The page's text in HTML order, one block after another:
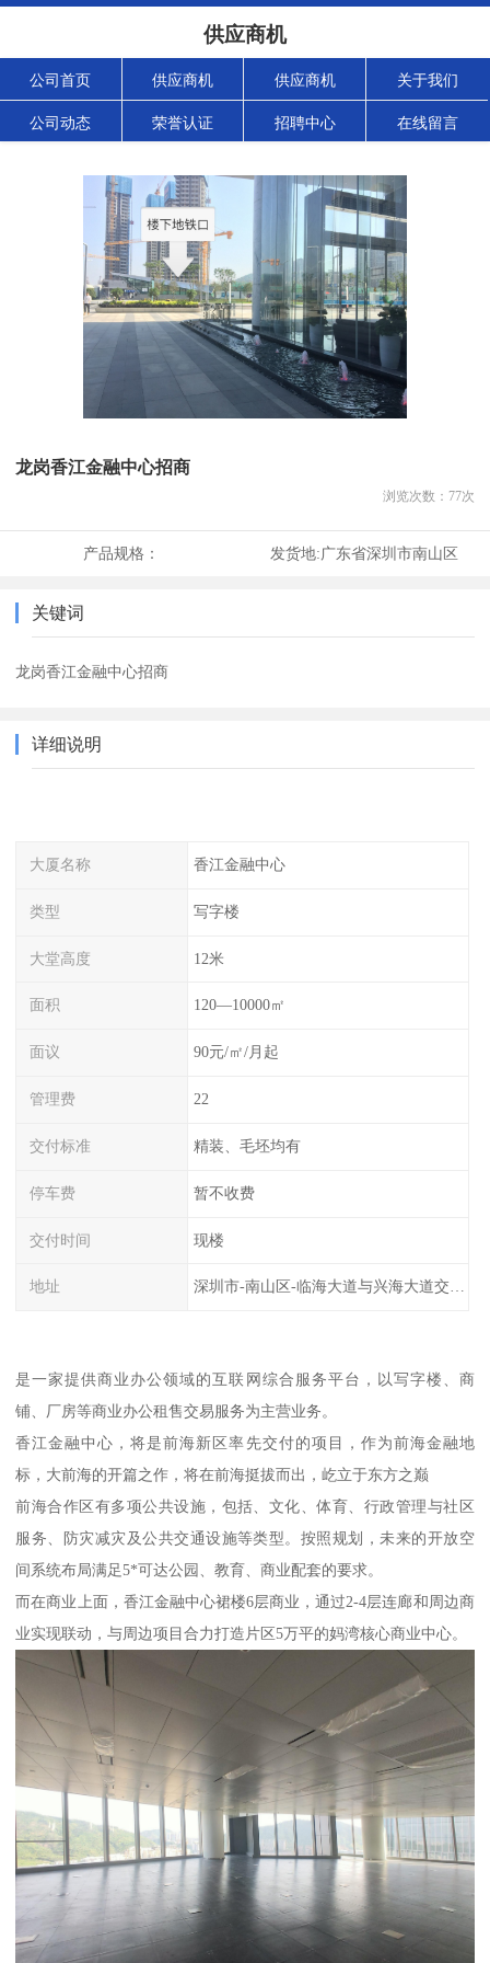
供应商机
公司首页 供应商机 供应商机 关于我们
公司动态 荣誉认证 招聘中心 在线留言
龙岗香江金融中心招商
浏览次数： 77次
产品规格： 发货地:广东省深圳市南山区
关键词
龙岗香江金融中心招商
详细说明
大厦名称 香江金融中心
类型 写字楼
大堂高度 12米
面积 120—10000㎡
面议 90元/㎡/月起
管理费 22
交付标准 精装、毛坯均有
停车费 暂不收费
交付时间 现楼
地址 深圳市-南山区-临海大道与兴海大道交汇处
是一家提供商业办公领域的互联网综合服务平台，以写字楼、商
铺、厂房等商业办公租售交易服务为主营业务。
香江金融中心，将是前海新区率先交付的项目，作为前海金融地
标，大前海的开篇之作，将在前海挺拔而出，屹立于东方之巅
前海合作区有多项公共设施，包括、文化、体育、行政管理与社区
服务、防灾减灾及公共交通设施等类型。按照规划，未来的开放空
间系统布局满足5*可达公园、教育、商业配套的要求。
而在商业上面，香江金融中心裙楼6层商业，通过2-4层连廊和周边商
业实现联动，与周边项目合力打造片区5万平的妈湾核心商业中心。